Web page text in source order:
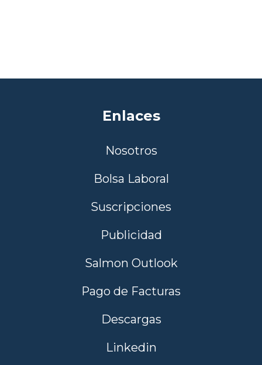
Enlaces
Nosotros
Bolsa Laboral
Suscripciones
Publicidad
Salmon Outlook
Pago de Facturas
Descargas
Linkedin